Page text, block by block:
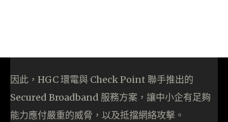
因此，HGC 環電與 Check Point 聯手推出的
Secured Broadband 服務方案，讓中小企有足夠
能力應付嚴重的威脅，以及抵擋網絡攻擊。